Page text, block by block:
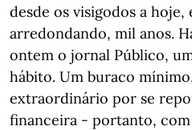
desde os visigodos a
arredondando, mil anos.
ontem o jornal Público,
hábito. Um buraco
extraordinário por se
financeira - portanto, com